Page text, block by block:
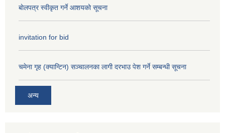
बाेलपत्र स्वीकृत गर्ने आशयको सूचना
invitation for bid
चमेना गृह ‌(क्यान्टिन) सञ्चालनका लागी दरभाउ पेश गर्ने सम्बन्धी सूचना
अन्य